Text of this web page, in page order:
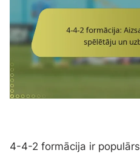
4-4-2 formācija ir